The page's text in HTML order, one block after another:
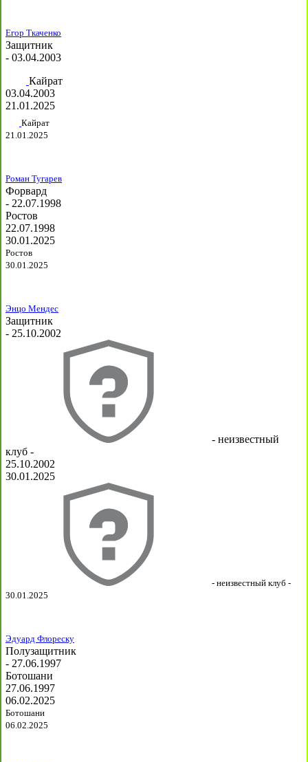
Егор Ткаченко
Защитник
- 03.04.2003
Кайрат
03.04.2003
21.01.2025
Кайрат
21.01.2025
Роман Тугарев
Форвард
- 22.07.1998
Ростов
22.07.1998
30.01.2025
Ростов
30.01.2025
Энцо Мендес
Защитник
- 25.10.2002
- неизвестный
клуб -
25.10.2002
30.01.2025
- неизвестный клуб -
30.01.2025
Эдуард Флореску
Полузащитник
- 27.06.1997
Ботошани
27.06.1997
06.02.2025
Ботошани
06.02.2025